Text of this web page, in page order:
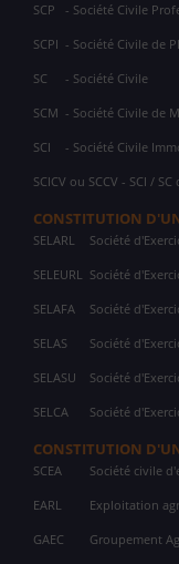
SCP - Société Civile
SCPI - Société Civile de
SC - Société Civile
SCM - Société Civile de
SCI - Société Civile
SCICV ou SCCV - SCI /
CONSTITUTION
SELARL Société
SELEURL Société
SELAFA Société
SELAS Société
SELASU Société
SELCA Société
CONSTITUTION
SCEA Société civile
EARL Exploitation
GAEC Groupement